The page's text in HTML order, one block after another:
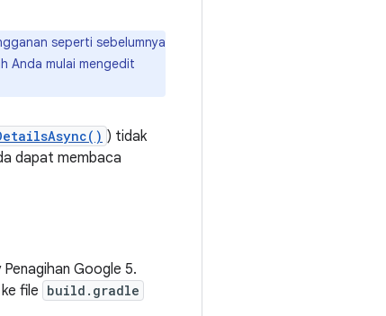
seperti sebelumnya
Anda mulai mengedit
) tidak
dapat membaca
Google 5.
file build.gradle